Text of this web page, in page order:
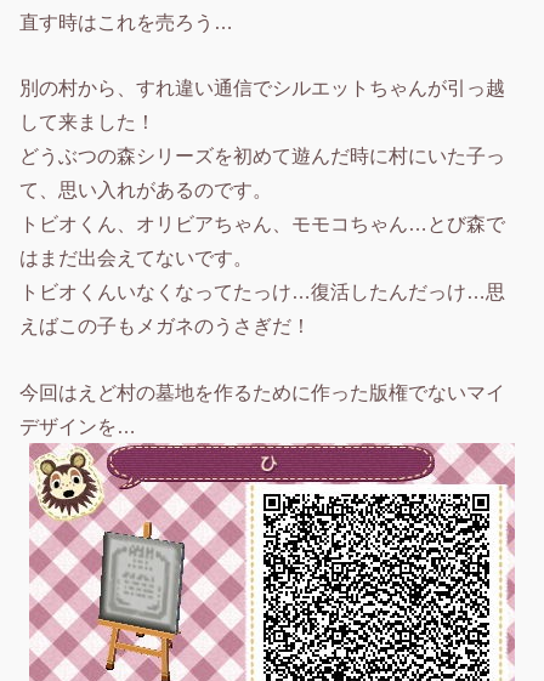
直す時はこれを売ろう…
別の村から、すれ違い通信でシルエットちゃんが引っ越
して来ました！
どうぶつの森シリーズを初めて遊んだ時に村にいた子っ
て、思い入れがあるのです。
トビオくん、オリビアちゃん、モモコちゃん…とび森で
はまだ出会えてないです。
トビオくんいなくなってたっけ…復活したんだっけ…思
えばこの子もメガネのうさぎだ！
今回はえど村の墓地を作るために作った版権でないマイ
デザインを…